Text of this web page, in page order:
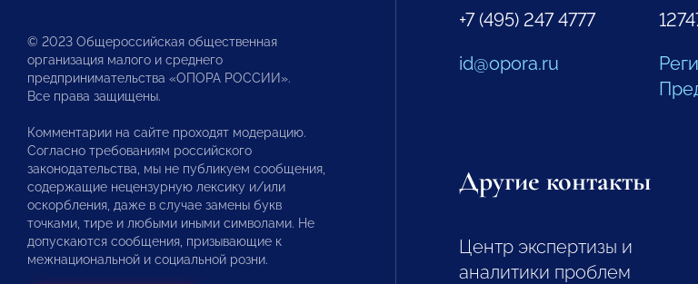
© 2023 Общероссийская общественная
организация малого и среднего
предпринимательства «ОПОРА РОССИИ».
Все права защищены.
Комментарии на сайте проходят модерацию.
Согласно требованиям российского
законодательства, мы не публикуем сообщения,
содержащие нецензурную лексику и/или
оскорбления, даже в случае замены букв
точками, тире и любыми иными символами. Не
допускаются сообщения, призывающие к
межнациональной и социальной розни.
+7 (495) 247 4777
id@opora.ru
Другие контакты
Центр экспертизы и
аналитики проблем